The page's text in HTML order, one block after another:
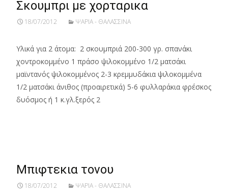
Σκουμπρι με χορταρικα
18/07/2012 ΨΑΡΙΑ - ΘΑΛΑΣΣΙΝΑ
Υλικά για 2 άτομα: 2 σκουμπριά 200-300 γρ. σπανάκι
χοντροκομμένο 1 πράσο ψιλοκομμένο 1/2 ματσάκι
μαϊντανός ψιλοκομμένος 2-3 κρεμμυδάκια ψιλοκομμένα
1/2 ματσάκι άνιθος (προαιρετικά) 5-6 φυλλαράκια φρέσκος
δυόσμος ή 1 κ.γλ.ξερός 2
Mπιφτεκια τονου
18/07/2012 ΨΑΡΙΑ - ΘΑΛΑΣΣΙΝΑ